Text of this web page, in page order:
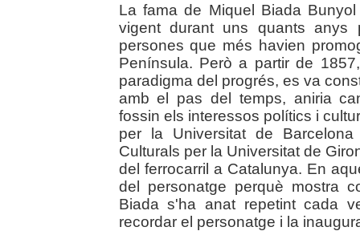
La fama de Miquel Biada
vigent durant uns quants anys
persones que més havien
Península. Però a partir de
paradigma del progrés, es va
amb el pas del temps, aniria
fossin els interessos polítics i
per la Universitat de
Culturals per la Universitat de
del ferrocarril a Catalunya. En
del personatge perquè mostra
Biada s'ha anat repetint cada
recordar el personatge i la